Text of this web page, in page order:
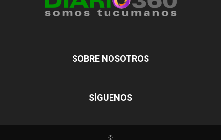
SOBRE NOSOTROS
SÍGUENOS
©